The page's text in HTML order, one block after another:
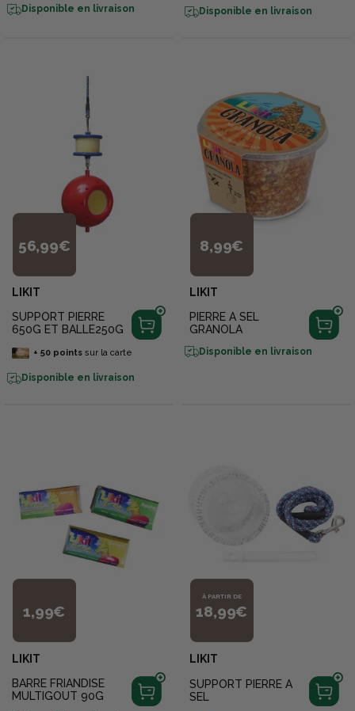
Disponible en livraison Disponible en livraison
56,99€
LIKIT
SUPPORT PIERRE
650G ET BALLE250G
+ 50pointssur la carte
Disponible en livraison
8,99€
LIKIT
PIERRE A SEL
GRANOLA
Disponible en livraison
1,99€
LIKIT
BARRE FRIANDISE
MULTIGOUT 90G
À PARTIR DE
18,99€
LIKIT
SUPPORT PIERRE A
SEL